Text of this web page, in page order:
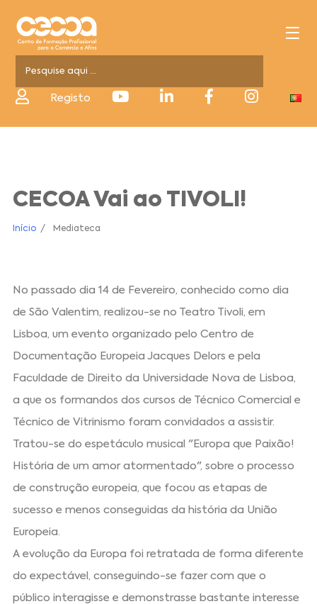
Registo
CECOA Vai ao TIVOLI!
Início Mediateca
No passado dia 14 de Fevereiro, conhecido como dia
de São Valentim, realizou-se no Teatro Tivoli, em
Lisboa, um evento organizado pelo Centro de
Documentação Europeia Jacques Delors e pela
Faculdade de Direito da Universidade Nova de Lisboa,
a que os formandos dos cursos de Técnico Comercial e
Técnico de Vitrinismo foram convidados a assistir.
Tratou-se do espetáculo musical "Europa que Paixão!
História de um amor atormentado", sobre o processo
de construção europeia, que focou as etapas de
sucesso e menos conseguidas da história da União
Europeia.
A evolução da Europa foi retratada de forma diferente
do expectável, conseguindo-se fazer com que o
público interagisse e demonstrasse bastante interesse